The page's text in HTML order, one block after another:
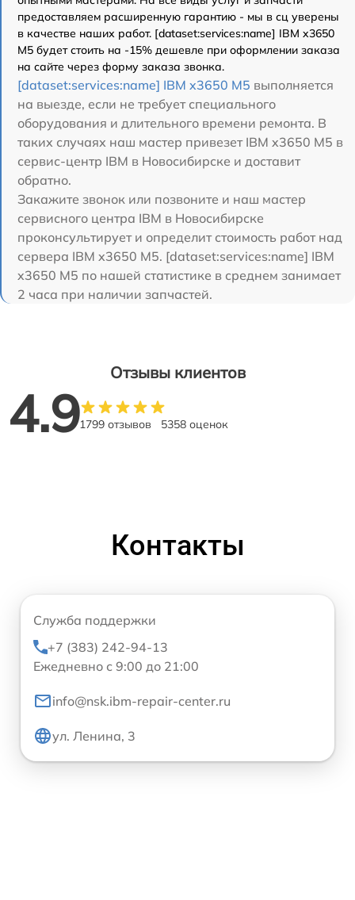
предоставляем расширенную гарантию - мы в сц уверены
в качестве наших работ. [dataset:services:name] IBM x3650
M5 будет стоить на -15% дешевле при оформлении заказа
на сайте через форму заказа звонка.
[dataset:services:name] IBM x3650 M5 выполняется
на выезде, если не требует специального
оборудования и длительного времени ремонта. В
таких случаях наш мастер привезет IBM x3650 M5 в
сервис-центр IBM в Новосибирске и доставит
обратно.
Закажите звонок или позвоните и наш мастер
сервисного центра IBM в Новосибирске
проконсультирует и определит стоимость работ над
сервера IBM x3650 M5. [dataset:services:name] IBM
x3650 M5 по нашей статистике в среднем занимает
2 часа при наличии запчастей.
Отзывы клиентов
4.91799 отзывов 5358 оценок
Контакты
Служба поддержки
+7 (383) 242-94-13
Ежедневно с 9:00 до 21:00
info@nsk.ibm-repair-center.ru
ул. Ленина, 3